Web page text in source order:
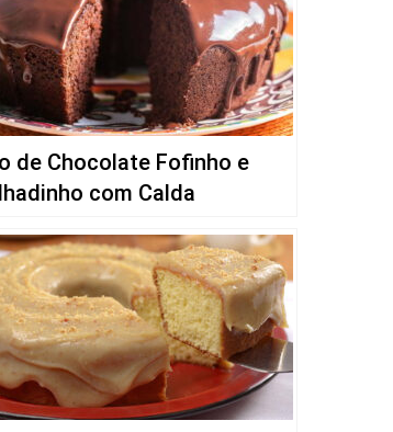
de Chocolate Fofinho e
com Calda